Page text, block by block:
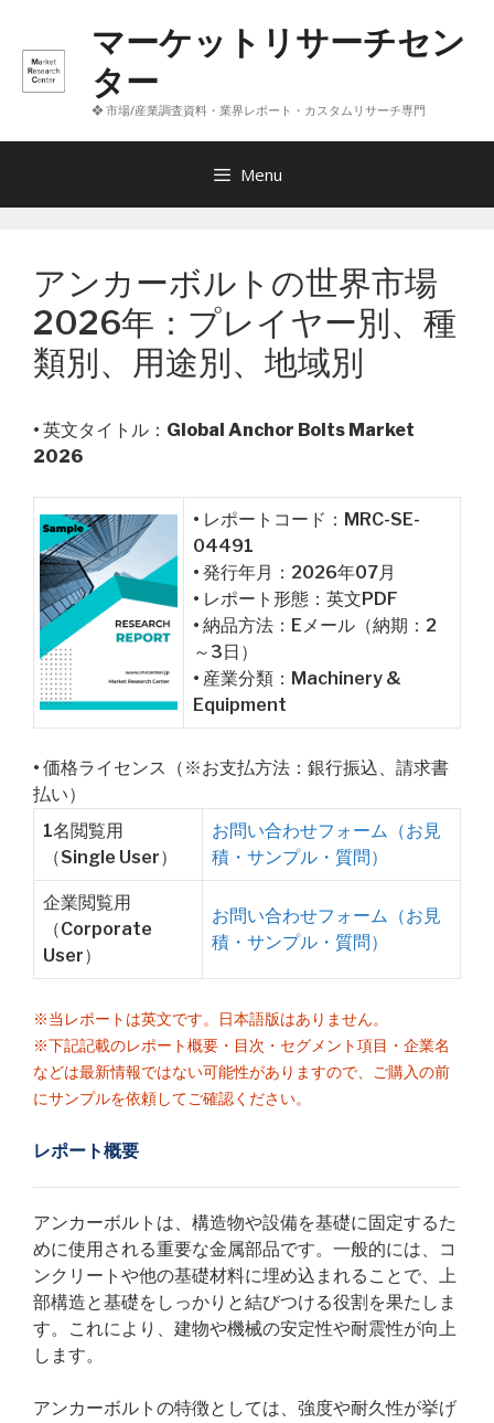
へ
マーケットリサーチセン
ター
❖ 市場/産業調査資料・業界レポート・カスタムリサーチ専門
Menu
アンカーボルトの世界市場
2026年：プレイヤー別、種
類別、用途別、地域別
• 英文タイトル： Global Anchor Bolts Market
2026
• レポートコード：MRC-SE-
04491
• 発行年月：2026年07月
• レポート形態：英文PDF
• 納品方法：Eメール（納期：2
～3日）
• 産業分類：Machinery &
Equipment
• 価格ライセンス（※お支払方法：銀行振込、請求書
払い）
1名閲覧用
（Single User）
お問い合わせフォーム（お見
積・サンプル・質問）
企業閲覧用
（Corporate
User）
お問い合わせフォーム（お見
積・サンプル・質問）
※当レポートは英文です。日本語版はありません。
※下記記載のレポート概要・目次・セグメント項目・企業名
などは最新情報ではない可能性がありますので、ご購入の前
にサンプルを依頼してご確認ください。
レポート概要
アンカーボルトは、構造物や設備を基礎に固定するた
めに使用される重要な金属部品です。一般的には、コ
ンクリートや他の基礎材料に埋め込まれることで、上
部構造と基礎をしっかりと結びつける役割を果たしま
す。これにより、建物や機械の安定性や耐震性が向上
します。
アンカーボルトの特徴としては、強度や耐久性が挙げ